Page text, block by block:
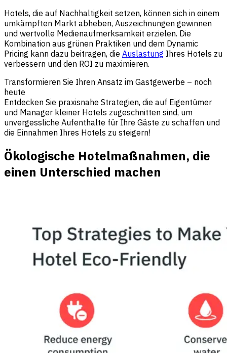
Hotels, die auf Nachhaltigkeit setzen, können sich in einem
umkämpften Markt abheben, Auszeichnungen gewinnen
und wertvolle Medienaufmerksamkeit erzielen. Die
Kombination aus grünen Praktiken und dem Dynamic
Pricing kann dazu beitragen, die Auslastung Ihres Hotels zu
verbessern und den ROI zu maximieren.
Transformieren Sie Ihren Ansatz im Gastgewerbe – noch
heute
Entdecken Sie praxisnahe Strategien, die auf Eigentümer
und Manager kleiner Hotels zugeschnitten sind, um
unvergessliche Aufenthalte für Ihre Gäste zu schaffen und
die Einnahmen Ihres Hotels zu steigern!
Ökologische Hotelmaßnahmen, die
einen Unterschied machen